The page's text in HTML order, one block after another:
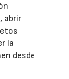
abrir
la
desde